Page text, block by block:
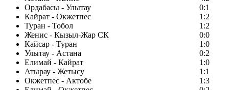
Ордабасы - Улытау
0:1
Кайрат - Окжетпес
1:2
Туран - Тобол
1:2
Женис - Кызыл-Жар СК
0:0
Кайсар - Туран
1:0
Улытау - Астана
0:2
Елимай - Кайрат
1:0
Атырау - Жетысу
1:1
Окжетпес - Актобе
1:3